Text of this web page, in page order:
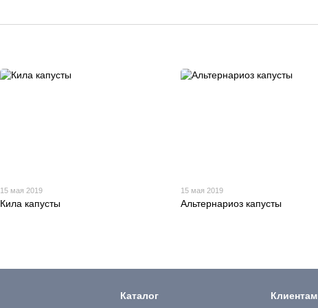
15 мая 2019
Кила капусты
15 мая 2019
Альтернариоз капусты
Каталог Клиентам